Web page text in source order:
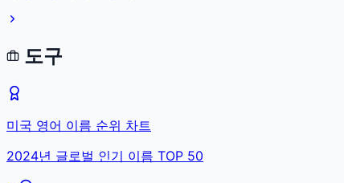
도구
미국 영어 이름 순위 차트
2024년 글로벌 인기 이름 TOP 50